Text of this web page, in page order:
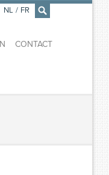
×
CONTACT
NL / FR